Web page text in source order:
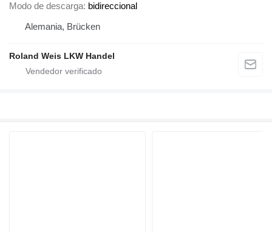
Modo de descarga bidireccional
Alemania, Brücken
Roland Weis LKW Handel